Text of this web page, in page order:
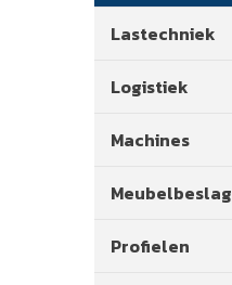
Lastechniek
Logistiek
Machines
Meubelbeslag
Profielen